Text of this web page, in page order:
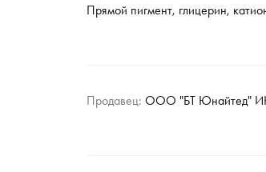
Прямой пигмент, глицерин,
Продавец: ООО "БТ Юнайтед"